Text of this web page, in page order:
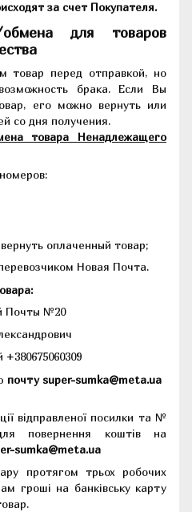
за счет Покупателя.
обмена для товаров
товар перед отправкой, но
брака. Если Вы
его можно вернуть или
со дня получения.
товара Ненадлежащего
оплаченный товар;
Новая Почта.
Почты №20
почту super-sumka@meta.ua
відправленої посилки та №
повернення коштів на
sumka@meta.ua
протягом трьох робочих
гроші на банківську карту